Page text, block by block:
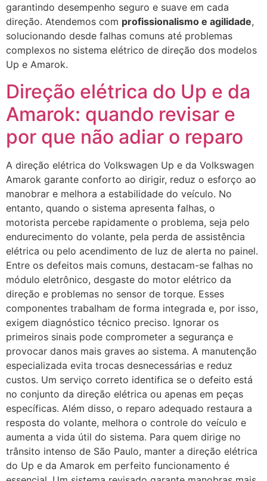
garantindo desempenho seguro e suave em cada
direção. Atendemos com profissionalismo e agilidade,
solucionando desde falhas comuns até problemas
complexos no sistema elétrico de direção dos modelos
Up e Amarok.
Direção elétrica do Up e da
Amarok: quando revisar e
por que não adiar o reparo
A direção elétrica do Volkswagen Up e da Volkswagen
Amarok garante conforto ao dirigir, reduz o esforço ao
manobrar e melhora a estabilidade do veículo. No
entanto, quando o sistema apresenta falhas, o
motorista percebe rapidamente o problema, seja pelo
endurecimento do volante, pela perda de assistência
elétrica ou pelo acendimento de luz de alerta no painel.
Entre os defeitos mais comuns, destacam-se falhas no
módulo eletrônico, desgaste do motor elétrico da
direção e problemas no sensor de torque. Esses
componentes trabalham de forma integrada e, por isso,
exigem diagnóstico técnico preciso. Ignorar os
primeiros sinais pode comprometer a segurança e
provocar danos mais graves ao sistema. A manutenção
especializada evita trocas desnecessárias e reduz
custos. Um serviço correto identifica se o defeito está
no conjunto da direção elétrica ou apenas em peças
específicas. Além disso, o reparo adequado restaura a
resposta do volante, melhora o controle do veículo e
aumenta a vida útil do sistema. Para quem dirige no
trânsito intenso de São Paulo, manter a direção elétrica
do Up e da Amarok em perfeito funcionamento é